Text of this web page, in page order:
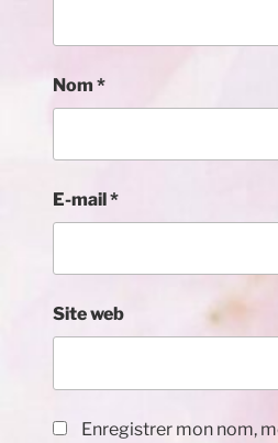
Nom *
E-mail*
Site web
Enregistrer mon nom,